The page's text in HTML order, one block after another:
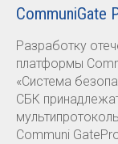
CommuniGate
Разработку
платформы
«Система
СБК
Communi